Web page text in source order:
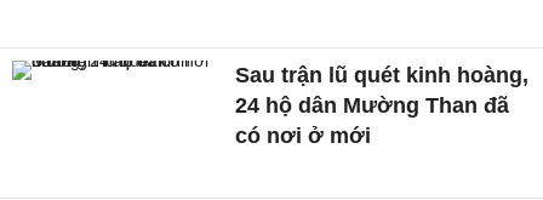
Sau trận lũ quét kinh hoàng,
24 hộ dân Mường Than đã
có nơi ở mới